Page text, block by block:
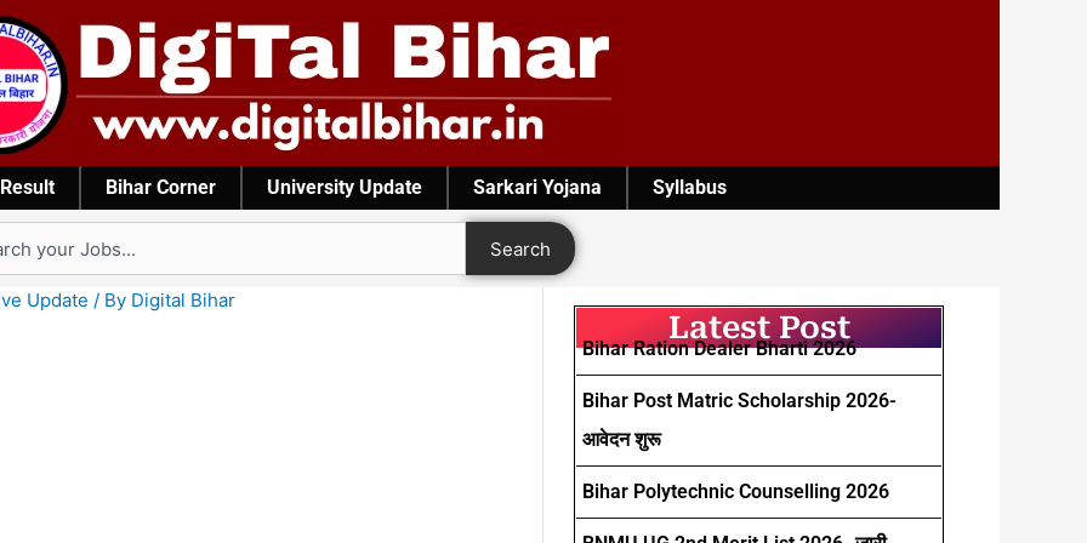
Result Bihar Corner University Update Sarkari Yojana Syllabus
Search
Update / By Digital Bihar
Latest Post
Bihar Ration Dealer Bharti 2026
Bihar Post Matric Scholarship 2026-
आवेदन शुरू
Bihar Polytechnic Counselling 2026